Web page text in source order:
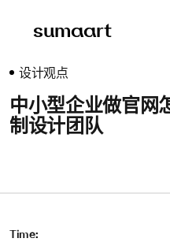
sumaart
设计观点
中小型企业做官网
制设计团队
Time: